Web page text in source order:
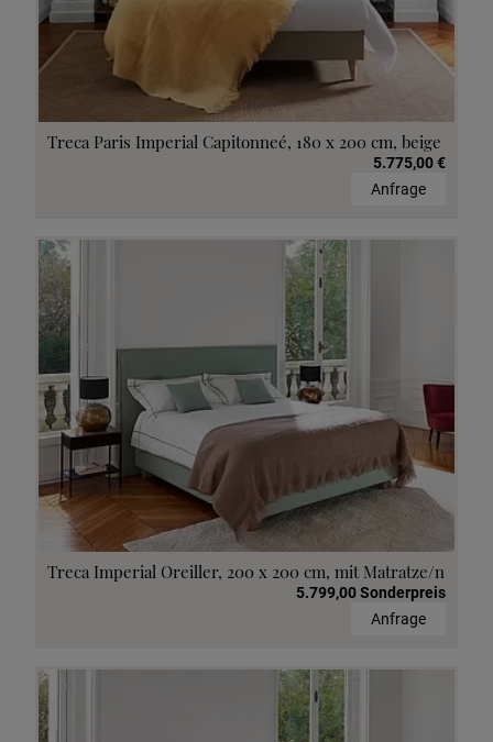
Treca Paris Imperial Capitonneé, 180 x 200 cm, beige
5.775,00 €
Anfrage
Treca Imperial Oreiller, 200 x 200 cm, mit Matratze/n
5.799,00 Sonderpreis
Anfrage